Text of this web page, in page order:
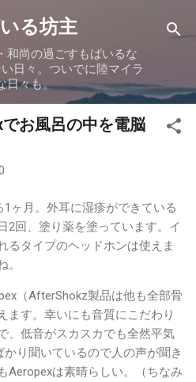
ン コンテンツに移動
る坊主
和尚の過ごすもばいるな
日々。ついでに陸マイラ
日々も。
お風呂の中を電脳
1ヶ月。外耳に湿疹ができている
2回、塗り薬を塗っています。イ
るタイプのヘッドホンは使えま
（AfterShokz製品は他も全部骨
ます。幸いにも音質にこだわり
、低音がスカスカでも全然平気
り聞いているので人の声が聞き
Aeropexは素晴らしい。（ちなみ